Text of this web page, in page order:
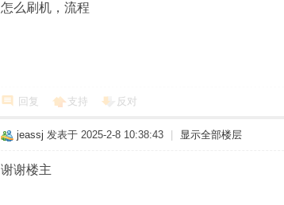
怎么刷机，流程
回复 支持 反对
jeassj 发表于 2025-2-8 10:38:43 显示全部楼层
谢谢楼主